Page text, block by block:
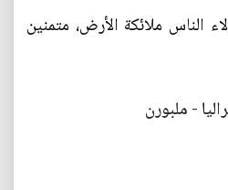
الناس ملائكة الأرض، متمنين
- ملبورن